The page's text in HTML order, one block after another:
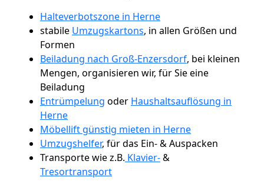
Halteverbotszone in Herne
stabile Umzugskartons, in allen Größen und
Formen
Beiladung nach Groß-Enzersdorf, bei kleinen
Mengen, organisieren wir, für Sie eine
Beiladung
Entrümpelung oder Haushaltsauflösung in
Herne
Möbellift günstig mieten in Herne
Umzugshelfer, für das Ein- & Auspacken
Transporte wie z.B. Klavier-&
Tresortransport